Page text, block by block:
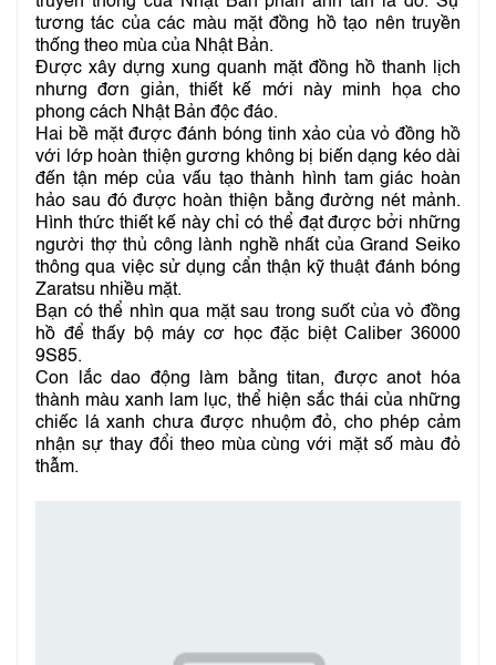
tương tác của các màu mặt đồng hồ tạo nên truyền
thống theo mùa của Nhật Bản.
Được xây dựng xung quanh mặt đồng hồ thanh lịch
nhưng đơn giản, thiết kế mới này minh họa cho
phong cách Nhật Bản độc đáo.
Hai bề mặt được đánh bóng tinh xảo của vỏ đồng hồ
với lớp hoàn thiện gương không bị biến dạng kéo dài
đến tận mép của vấu tạo thành hình tam giác hoàn
hảo sau đó được hoàn thiện bằng đường nét mảnh.
Hình thức thiết kế này chỉ có thể đạt được bởi những
người thợ thủ công lành nghề nhất của Grand Seiko
thông qua việc sử dụng cẩn thận kỹ thuật đánh bóng
Zaratsu nhiều mặt.
Bạn có thể nhìn qua mặt sau trong suốt của vỏ đồng
hồ để thấy bộ máy cơ học đặc biệt Caliber 36000
9S85.
Con lắc dao động làm bằng titan, được anot hóa
thành màu xanh lam lục, thể hiện sắc thái của những
chiếc lá xanh chưa được nhuộm đỏ, cho phép cảm
nhận sự thay đổi theo mùa cùng với mặt số màu đỏ
thẫm.